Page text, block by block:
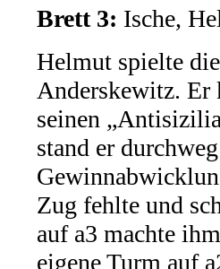
Brett 3: Ische,
Helmut spielte
Anderskewitz. Er
seinen
stand er
Zug fehlte und
auf a3 machte
eigene Turm auf